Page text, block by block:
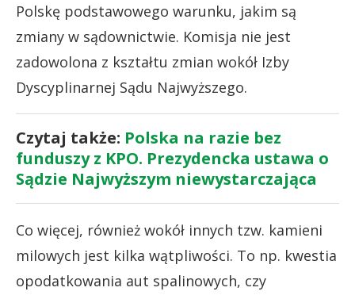
Polskę podstawowego warunku, jakim są
zmiany w sądownictwie. Komisja nie jest
zadowolona z kształtu zmian wokół Izby
Dyscyplinarnej Sądu Najwyższego.
Czytaj także: Polska na razie bez
funduszy z KPO. Prezydencka ustawa o
Sądzie Najwyższym niewystarczająca
Co więcej, również wokół innych tzw. kamieni
milowych jest kilka wątpliwości. To np. kwestia
opodatkowania aut spalinowych, czy